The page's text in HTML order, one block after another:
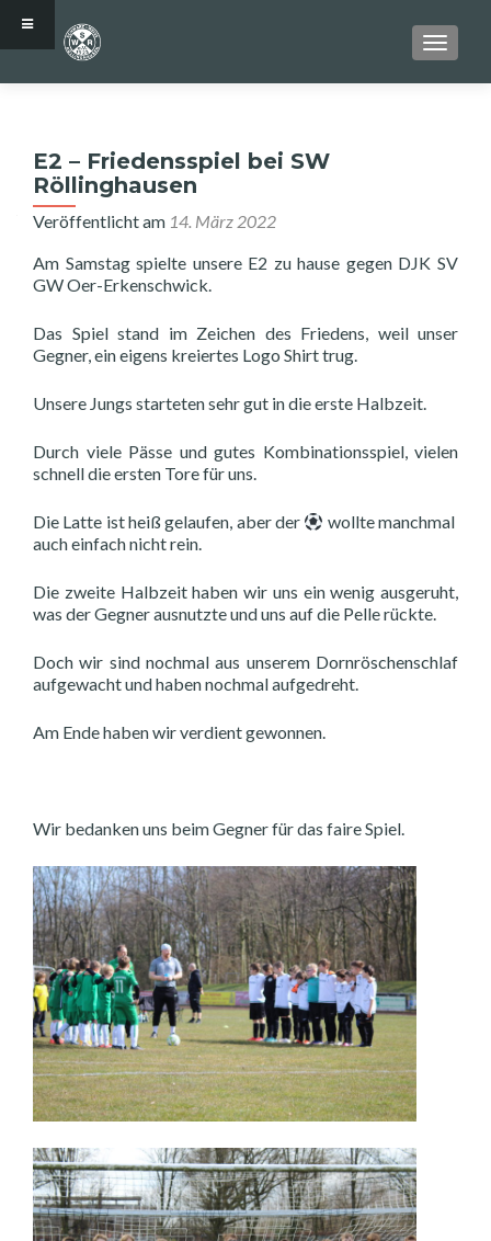
E2 – Friedensspiel bei SW
Röllinghausen
Veröffentlicht am 14. März 2022
Am Samstag spielte unsere E2 zu hause gegen DJK SV
GW Oer-Erkenschwick.
Das Spiel stand im Zeichen des Friedens, weil unser
Gegner, ein eigens kreiertes Logo Shirt trug.
Unsere Jungs starteten sehr gut in die erste Halbzeit.
Durch viele Pässe und gutes Kombinationsspiel, vielen
schnell die ersten Tore für uns.
Die Latte ist heiß gelaufen, aber der
wollte manchmal
auch einfach nicht rein.
Die zweite Halbzeit haben wir uns ein wenig ausgeruht,
was der Gegner ausnutzte und uns auf die Pelle rückte.
Doch wir sind nochmal aus unserem Dornröschenschlaf
aufgewacht und haben nochmal aufgedreht.
Am Ende haben wir verdient gewonnen.
Wir bedanken uns beim Gegner für das faire Spiel.